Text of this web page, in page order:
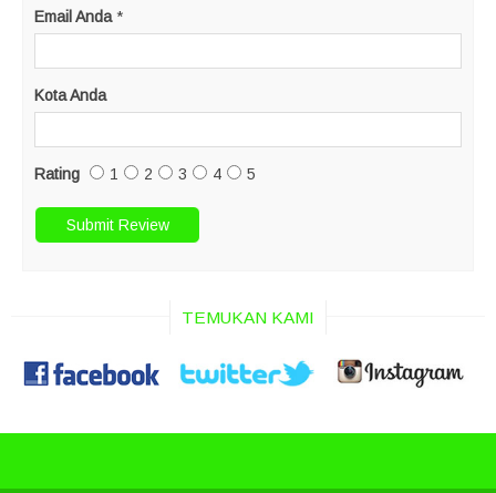
Email Anda *
Kota Anda
Rating 1 2 3 4 5
TEMUKAN KAMI